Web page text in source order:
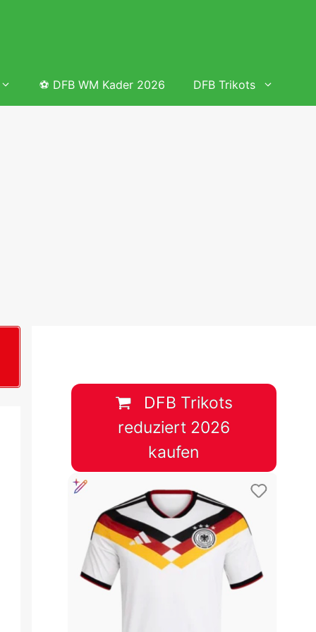
&
&
⚽ DFB WM Kader 2026 DFB Trikots
DFB Trikots
reduziert 2026
kaufen